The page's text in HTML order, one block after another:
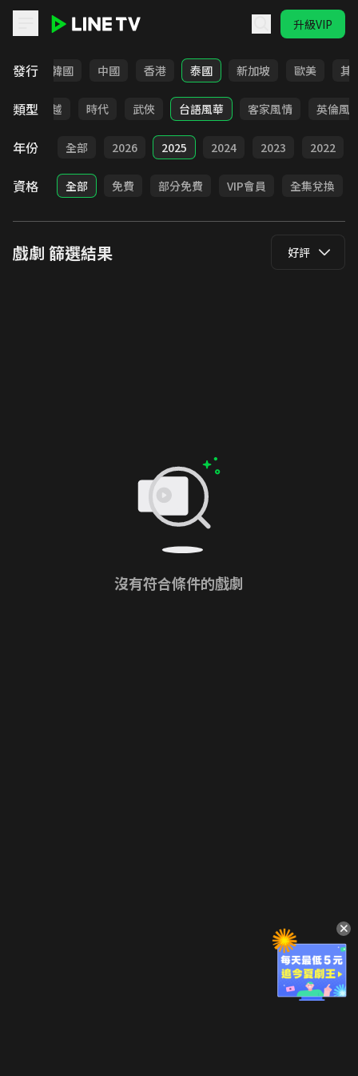
升級VIP
發行
日本 韓國 中國 香港 泰國 新加坡 歐美 其
類型
俠 穿越 時代 武俠 台語風華 客家風情 英倫風
年份 全部 2026 2025 2024 2023 2022
資格 全部 免費 部分免費 VIP會員 全集兌換
戲劇 篩選結果 好評
沒有符合條件的戲劇